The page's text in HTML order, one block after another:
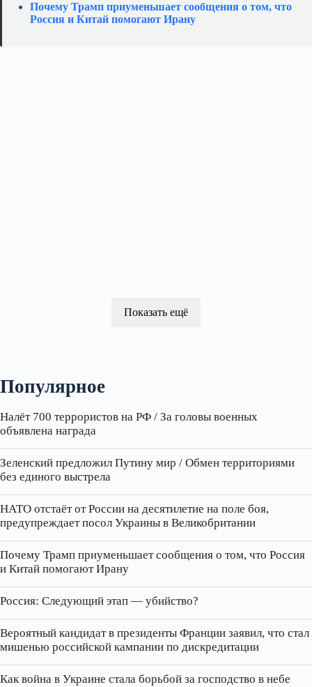
Почему Трамп приуменьшает сообщения о том, что
Россия и Китай помогают Ирану
Показать ещё
Популярное
Налёт 700 террористов на РФ / За головы военных
объявлена награда
Зеленский предложил Путину мир / Обмен территориями
без единого выстрела
НАТО отстаёт от России на десятилетие на поле боя,
предупреждает посол Украины в Великобритании
Почему Трамп приуменьшает сообщения о том, что Россия
и Китай помогают Ирану
Россия: Следующий этап — убийство?
Вероятный кандидат в президенты Франции заявил, что стал
мишенью российской кампании по дискредитации
Как война в Украине стала борьбой за господство в небе